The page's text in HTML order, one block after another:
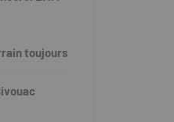
toujours